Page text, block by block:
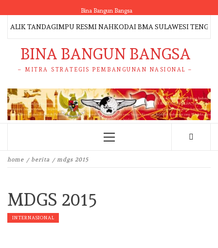
to
content
Bina Bangun Bangsa
TANDAGIMPU RESMI NAHKODAI BMA SULAWESI TENGAH
BINA BANGUN BANGSA
– MITRA STRATEGIS PEMBANGUNAN NASIONAL –
Primary
home berita mdgs 2015
MDGS 2015
INTERNASIONAL